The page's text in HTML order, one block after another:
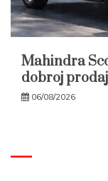
Mahindra
dobroj
06/08/2026